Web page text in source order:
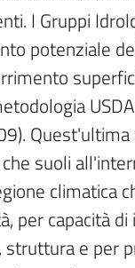
I Gruppi
potenziale
Quest'ultima
suoli
climatica
per capacità
struttura e per